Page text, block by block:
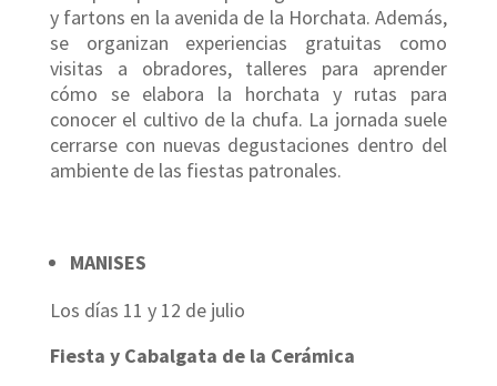
y fartons en la avenida de la Horchata. Además,
se organizan experiencias gratuitas como
visitas a obradores, talleres para aprender
cómo se elabora la horchata y rutas para
conocer el cultivo de la chufa. La jornada suele
cerrarse con nuevas degustaciones dentro del
ambiente de las fiestas patronales.
MANISES
Los días 11 y 12 de julio
Fiesta y Cabalgata de la Cerámica